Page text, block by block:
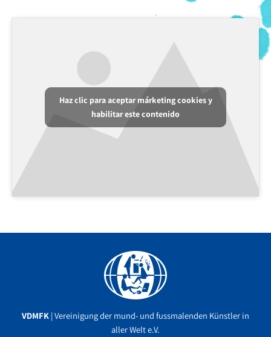
Haz clic para aceptar márketing cookies y
habilitar este contenido
VDMFK | Vereinigung der mund- und fussmalenden Künstler in
aller Welt e.V.
Facebook
YouTube
Instagram